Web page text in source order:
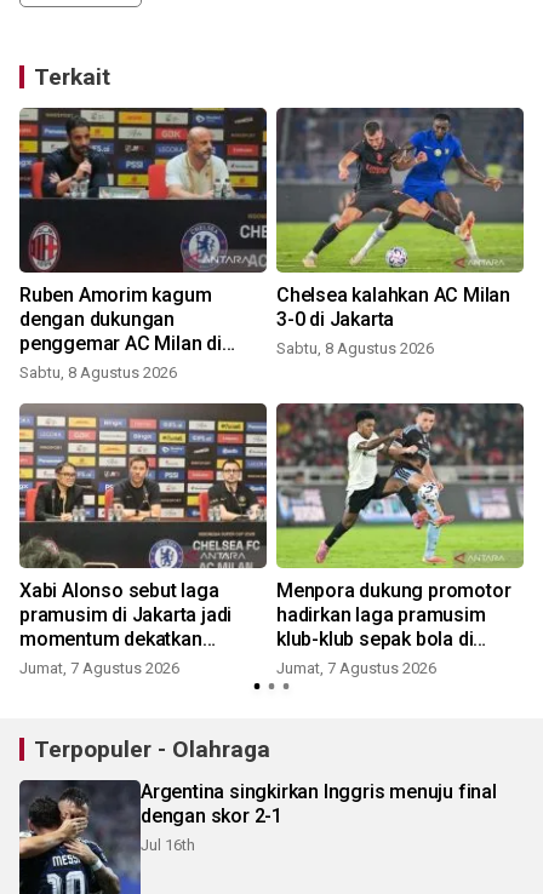
Terkait
Ruben Amorim kagum
dengan dukungan
penggemar AC Milan di
Indonesia
Sabtu, 8 Agustus 2026
Chelsea kalahkan AC Milan
3-0 di Jakarta
Sabtu, 8 Agustus 2026
Xabi Alonso sebut laga
pramusim di Jakarta jadi
momentum dekatkan
Chelsea dengan penggemar
Jumat, 7 Agustus 2026
Menpora dukung promotor
hadirkan laga pramusim
klub-klub sepak bola di
Indonesia
Jumat, 7 Agustus 2026
Terpopuler - Olahraga
Argentina singkirkan Inggris menuju final
dengan skor 2-1
Jul 16th